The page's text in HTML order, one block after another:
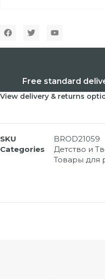
Free standard
View delivery & returns
SKU
BROD21059
Categories
Детство и
Товары для